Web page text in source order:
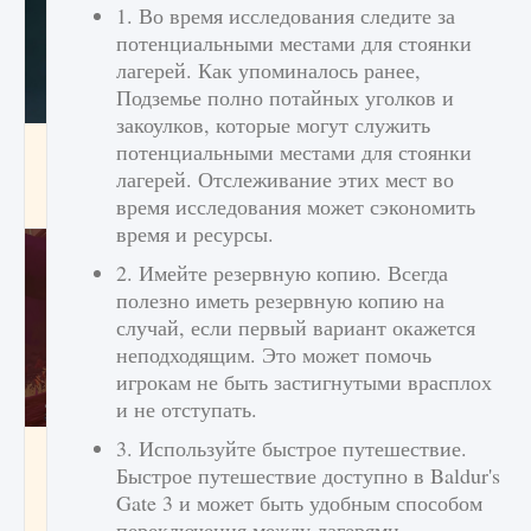
Как проверить статус сервера Delta Force
Hawk Ops
9 августа 2024 1 286 0 0
Как приручить существ джунглей Нари в
игре Creatures of Ava
9 августа 2024 1 218 0 0
1. Во время исследования следите за
потенциальными местами для стоянки
лагерей. Как упоминалось ранее,
Подземье полно потайных уголков и
закоулков, которые могут служить
потенциальными местами для стоянки
лагерей. Отслеживание этих мест во
время исследования может сэкономить
время и ресурсы.
2. Имейте резервную копию. Всегда
полезно иметь резервную копию на
случай, если первый вариант окажется
неподходящим. Это может помочь
игрокам не быть застигнутыми врасплох
и не отступать.
3. Используйте быстрое путешествие.
Быстрое путешествие доступно в Baldur's
Gate 3 и может быть удобным способом